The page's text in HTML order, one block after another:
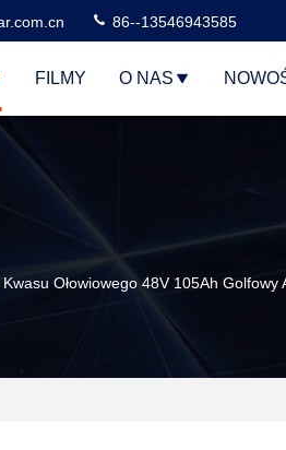
86--13546943585
FILMY O NAS
Ołowiowego 48V 105Ah